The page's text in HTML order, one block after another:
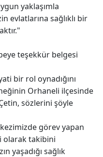
yaklaşımla
evlatlarına sağlıklı bir
teşekkür belgesi
bir rol oynadığını
Orhaneli ilçesinde
sözlerini şöyle
görev yapan
olarak takibini
yaşadığı sağlık